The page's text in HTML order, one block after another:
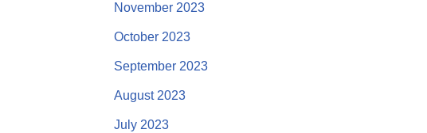
November 2023
October 2023
September 2023
August 2023
July 2023